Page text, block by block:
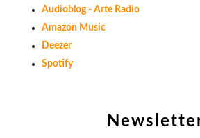
Audioblog - Arte Radio
Amazon Music
Deezer
Spotify